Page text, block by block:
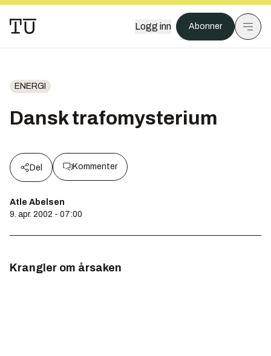
Logg inn Abonner
ENERGI
Dansk trafomysterium
Del Kommenter
Atle Abelsen
9. apr. 2002 - 07:00
Krangler om årsaken